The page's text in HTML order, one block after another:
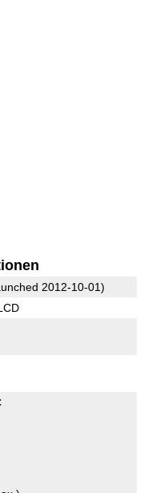
2012-10-01)